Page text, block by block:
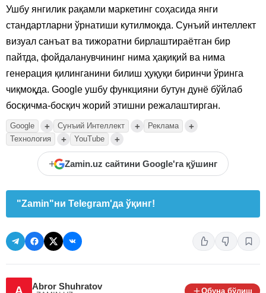
Ушбу янгилик рақамли маркетинг соҳасида янги
стандартларни ўрнатиши кутилмоқда. Сунъий интеллект
визуал санъат ва тижоратни бирлаштираётган бир
пайтда, фойдаланувчининг нима ҳақиқий ва нима
генерация қилинганини билиш ҳуқуқи биринчи ўринга
чиқмоқда. Google ушбу функцияни бутун дунё бўйлаб
босқичма-босқич жорий этишни режалаштирган.
Google + Сунъий Интеллект + Реклама +
Технология + YouTube +
+ Zamin.uz сайтини Google'га қўшинг
"Zamin"ни Telegram'да ўқинг!
Abror Shuhratov Обуна бўлиш